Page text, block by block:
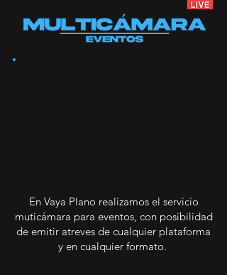
En Vaya Plano realizamos el servicio
muticámara para eventos, con posibilidad
de emitir atreves de cualquier plataforma
y en cualquier formato.